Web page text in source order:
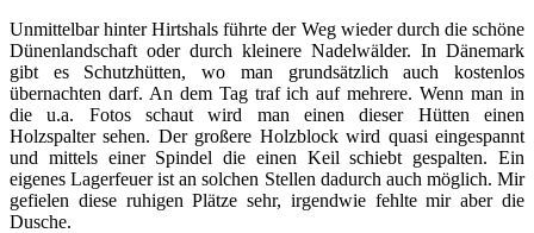
Unmittelbar hinter Hirtshals führte der Weg wieder durch die schöne
Dünenlandschaft oder durch kleinere Nadelwälder. In Dänemark
gibt es Schutzhütten, wo man grundsätzlich auch kostenlos
übernachten darf. An dem Tag traf ich auf mehrere. Wenn man in
die u.a. Fotos schaut wird man einen dieser Hütten einen
Holzspalter sehen. Der großere Holzblock wird quasi eingespannt
und mittels einer Spindel die einen Keil schiebt gespalten. Ein
eigenes Lagerfeuer ist an solchen Stellen dadurch auch möglich. Mir
gefielen diese ruhigen Plätze sehr, irgendwie fehlte mir aber die
Dusche.